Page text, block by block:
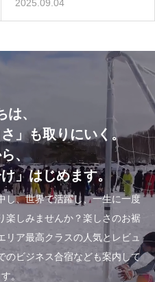
2025.09.04
2016.07.13
は、
」も取りにいく。
、
」はじめます。
し、世界で活躍し、一生に一度
楽しみませんか？楽しさのお裾
ア最高クラスの人気とレビュ
のビジネス合宿なども案内して
。